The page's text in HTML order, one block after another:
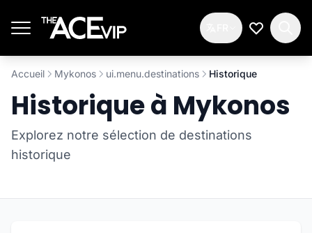
Ma Liste
Accueil Mykonos ui.menu.destinations Historique
Historique à Mykonos
Explorez notre sélection de destinations
historique